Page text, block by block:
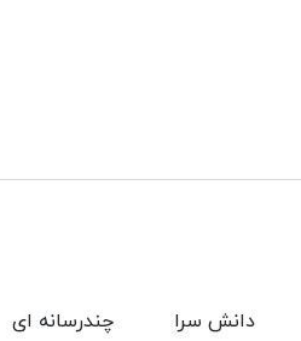
چندرسانه ای دانش سرا